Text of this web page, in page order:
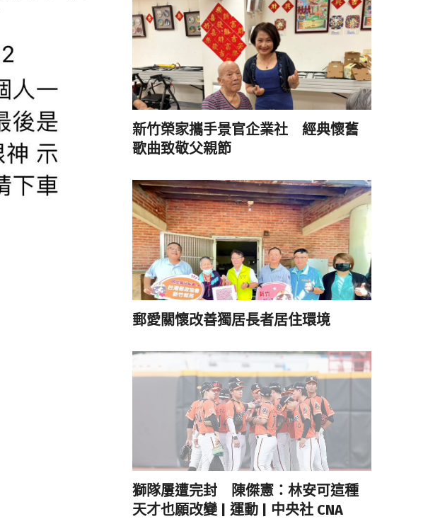
新竹榮家攜手景官企業社 經典懷舊
歌曲致敬父親節
郵愛關懷改善獨居長者居住環境
獅隊屢遭完封 陳傑憲：林安可這種
天才也願改變 | 運動 | 中央社 CNA